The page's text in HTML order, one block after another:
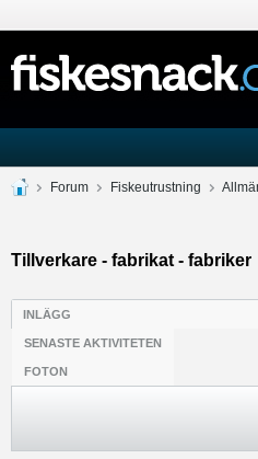
Forum Fiskeutrustning
Tillverkare - fabrikat - fabriker
INLÄGG
SENASTE AKTIVITETEN
FOTON